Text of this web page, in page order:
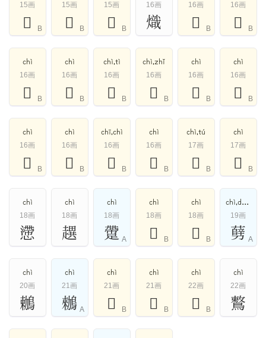
15画
𤸪 B
15画
𥛚 B
15画
𦂋 B
16画
熾
16画
𡣀 B
16画
𢨒 B
chì
16画
𣚩 B
chì
16画
𦥊 B
chì,tì
16画
𧤍 B
chì,zhǐ
16画
𧩼 B
chì
16画
𧼪 B
chì
16画
𨂰 B
chì
16画
𨧳 B
chì
16画
𨨬 B
chī,chì
16画
𧩴 B
chì
16画
𩿪 B
chì,tú
17画
𥱻 B
chì
17画
𪀦 B
chì
18画
懘
chì
18画
趩
chì
18画
䠠 A
chì
18画
𣤩 B
chì
18画
𩷧 B
chì,dào,qì,shuì
19画
㔑 A
chì
20画
鶒
chì
21画
䳵 A
chì
21画
𩥲 B
chì
21画
𪄠 B
chì
22画
𪅙 B
chì
22画
鷘